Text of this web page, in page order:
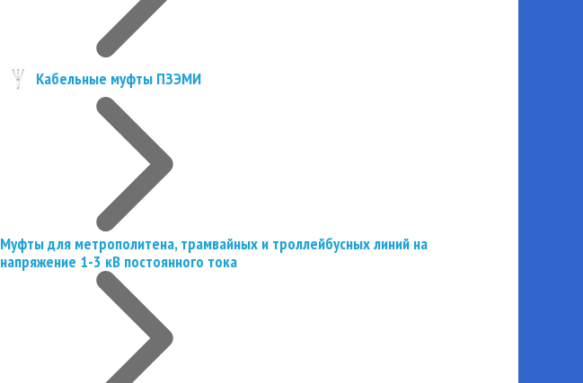
Кабельные муфты ПЗЭМИ
Муфты для метрополитена, трамвайных и троллейбусных линий на
напряжение 1-3 кВ постоянного тока